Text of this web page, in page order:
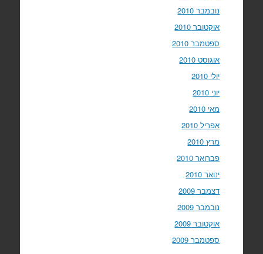
נובמבר 2010
אוקטובר 2010
ספטמבר 2010
אוגוסט 2010
יולי 2010
יוני 2010
מאי 2010
אפריל 2010
מרץ 2010
פברואר 2010
ינואר 2010
דצמבר 2009
נובמבר 2009
אוקטובר 2009
ספטמבר 2009